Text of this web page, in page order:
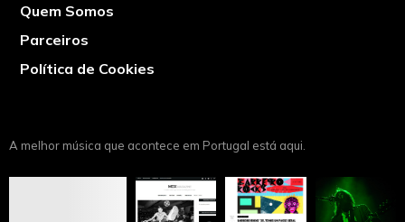
Quem Somos
Parceiros
Política de Cookies
A melhor música que acontece em Portugal está aqui.